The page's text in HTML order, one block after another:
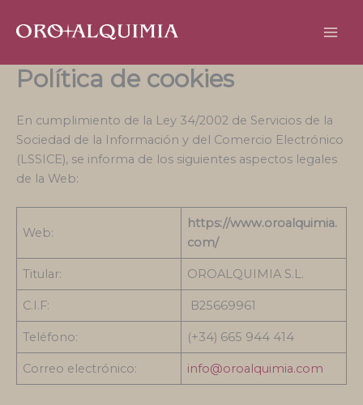
Política de cookies
En cumplimiento de la Ley 34/2002 de Servicios de la
Sociedad de la Información y del Comercio Electrónico
(LSSICE), se informa de los siguientes aspectos legales
de la Web:
Web:
https://www.oroalquimia.
com/
Titular: OROALQUIMIA S.L.
C.I.F: B25669961
Teléfono: (+34) 665 944 414
Correo electrónico: info@oroalquimia.com